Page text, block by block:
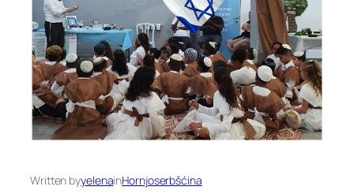
Written byyelenainHornjoserbšćina